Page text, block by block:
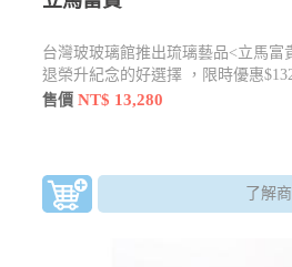
台灣玻玻璃館推出琉璃藝品<立馬富
退榮升紀念的好選擇 ，限時優惠
售價NT$ 13,280
了解